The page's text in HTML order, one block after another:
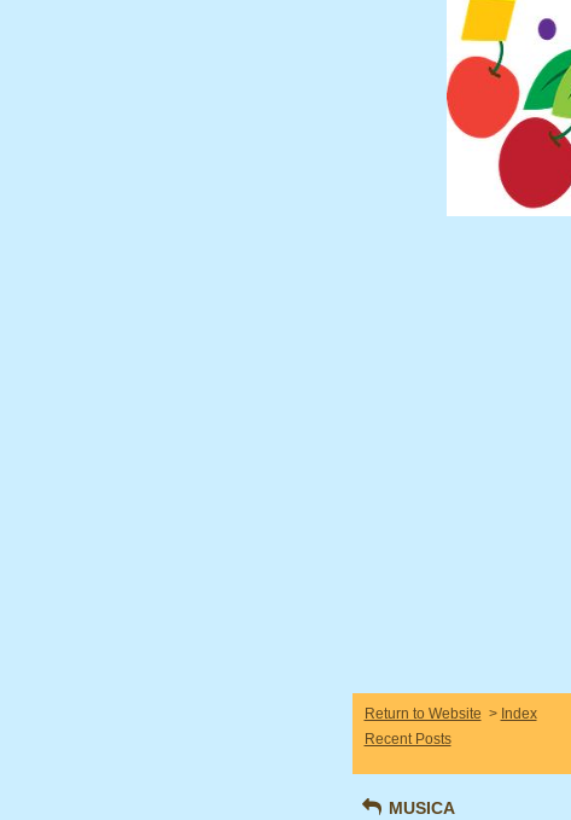
Return to Website > Index
Recent Posts
MUSICA